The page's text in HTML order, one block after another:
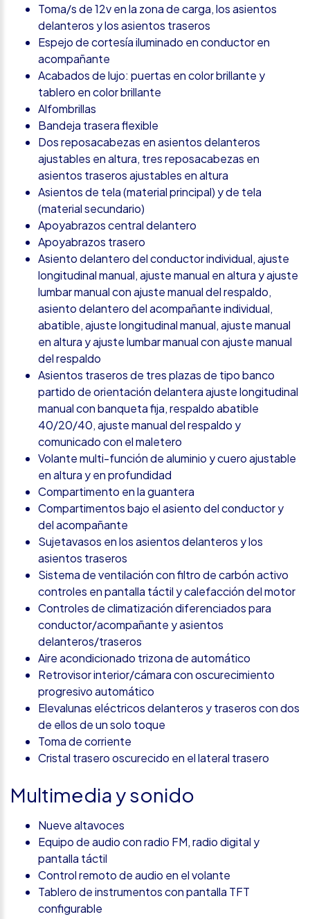
Toma/s de 12v en la zona de carga, los asientos
delanteros y los asientos traseros
Espejo de cortesía iluminado en conductor en
acompañante
Acabados de lujo: puertas en color brillante y
tablero en color brillante
Alfombrillas
Bandeja trasera flexible
Dos reposacabezas en asientos delanteros
ajustables en altura, tres reposacabezas en
asientos traseros ajustables en altura
Asientos de tela (material principal) y de tela
(material secundario)
Apoyabrazos central delantero
Apoyabrazos trasero
Asiento delantero del conductor individual, ajuste
longitudinal manual, ajuste manual en altura y ajuste
lumbar manual con ajuste manual del respaldo,
asiento delantero del acompañante individual,
abatible, ajuste longitudinal manual, ajuste manual
en altura y ajuste lumbar manual con ajuste manual
del respaldo
Asientos traseros de tres plazas de tipo banco
partido de orientación delantera ajuste longitudinal
manual con banqueta fija, respaldo abatible
40/20/40, ajuste manual del respaldo y
comunicado con el maletero
Volante multi-función de aluminio y cuero ajustable
en altura y en profundidad
Compartimento en la guantera
Compartimentos bajo el asiento del conductor y
del acompañante
Sujetavasos en los asientos delanteros y los
asientos traseros
Sistema de ventilación con filtro de carbón activo
controles en pantalla táctil y calefacción del motor
Controles de climatización diferenciados para
conductor/acompañante y asientos
delanteros/traseros
Aire acondicionado trizona de automático
Retrovisor interior/cámara con oscurecimiento
progresivo automático
Elevalunas eléctricos delanteros y traseros con dos
de ellos de un solo toque
Toma de corriente
Cristal trasero oscurecido en el lateral trasero
Multimedia y sonido
Nueve altavoces
Equipo de audio con radio FM, radio digital y
pantalla táctil
Control remoto de audio en el volante
Tablero de instrumentos con pantalla TFT
configurable